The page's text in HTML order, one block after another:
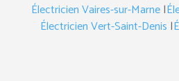
Électricien Vaires-sur-Marne|
Électricien Vert-Saint-Denis |